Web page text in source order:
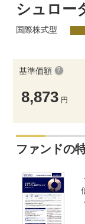
シュロー
国際株式型
基準価額
8,873 円
ファンドの